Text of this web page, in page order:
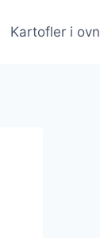
Kartofler i ovn